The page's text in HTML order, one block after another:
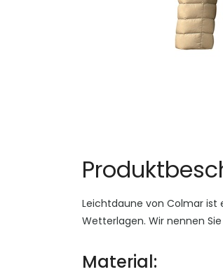
Leichtdaune von Colmar ist
Wetterlagen. Wir nennen
Material: